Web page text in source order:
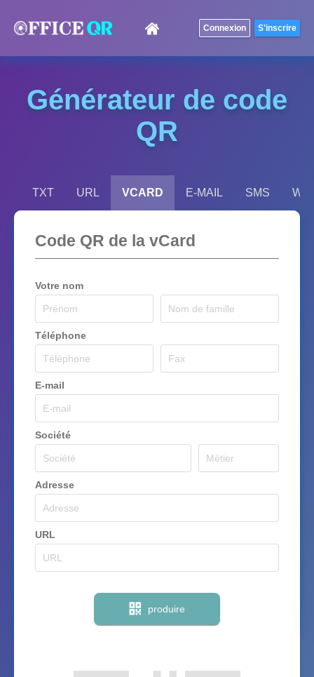
Générateur de code
QR
TXT URL VCARD E-MAIL SMS
Code QR de la vCard
Votre nom
Téléphone
E-mail
Société
Adresse
URL
produire